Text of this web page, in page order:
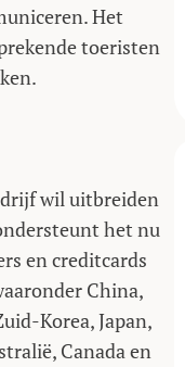
Het
toeristen
wil uitbreiden
het nu
en creditcards
China,
Korea, Japan,
Canada en